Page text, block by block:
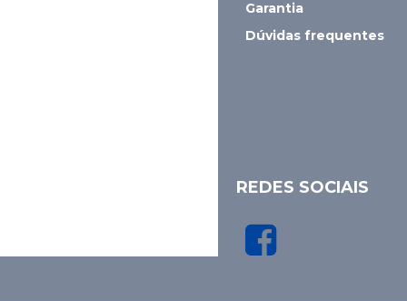
Garantia
Dúvidas frequentes
REDES SOCIAIS